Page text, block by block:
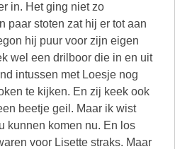
in. Het ging niet zo
paar stoten zat hij er tot aan
hij puur voor zijn eigen
wel een drilboor die in en uit
intussen met Loesje nog
te kijken. En zij keek ook
beetje geil. Maar ik wist
kunnen komen nu. En los
voor Lisette straks. Maar